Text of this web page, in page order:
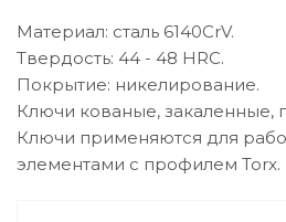
Материал: сталь 6140CrV.
Твердость: 44 - 48 HRC.
Покрытие: никелирование.
Ключи кованые, закаленные,
Ключи применяются для
элементами с профилем Torx.